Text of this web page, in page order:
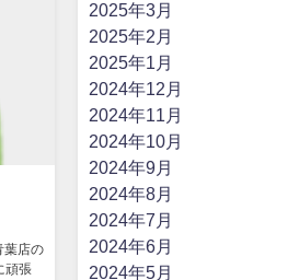
葉店の
頑張
2025年3月
2025年2月
2025年1月
2024年12月
2024年11月
2024年10月
2024年9月
2024年8月
2024年7月
2024年6月
2024年5月